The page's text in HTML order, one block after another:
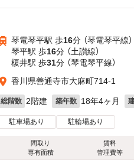
琴電琴平駅 歩16分 （琴電琴平線）
琴平駅 歩16分 （土讃線）
榎井駅 歩31分 （琴電琴平線）
香川県善通寺市大麻町714-1
総階数 2階建 築年数 18年4ヶ月
駐車場あり 駐輪場あり
間取り
専有面積
賃料
管理費等